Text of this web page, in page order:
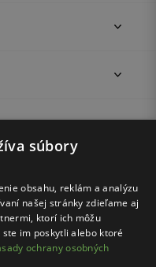
súbory
obsahu, reklám a analýzu
našej stránky zdieľame aj
ktorí ich môžu
im poskytli alebo ktoré
ochrany osobných